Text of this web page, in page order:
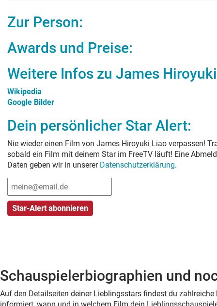
Zur Person:
Awards und Preise:
Weitere Infos zu James
Wikipedia
Google Bilder
Dein persönlicher Star Alert:
Nie wieder einen Film von James Hiroyuki Liao verpassen!
sobald ein Film mit deinem Star im FreeTV läuft! Eine
Daten geben wir in unserer Datenschutzerklärung.
Schauspielerbiographien und
Auf den Detailseiten deiner Lieblingsstars findest du